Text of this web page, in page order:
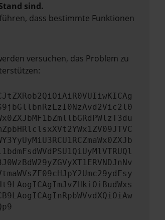
sind.
dass bestimmte Funktionen
versuchen, das Problem zu